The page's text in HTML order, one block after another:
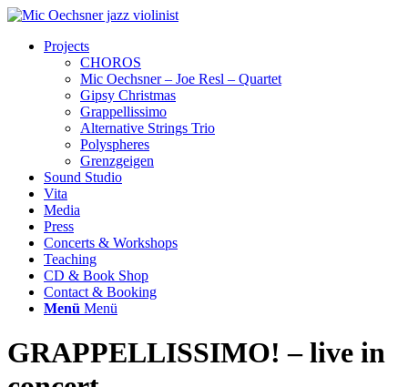
Projects
CHOROS
Mic Oechsner – Joe Resl – Quartet
Gipsy Christmas
Grappellissimo
Alternative Strings Trio
Polyspheres
Grenzgeigen
Sound Studio
Vita
Media
Press
Concerts & Workshops
Teaching
CD & Book Shop
Contact & Booking
Menü Menü
GRAPPELLISSIMO! – live in